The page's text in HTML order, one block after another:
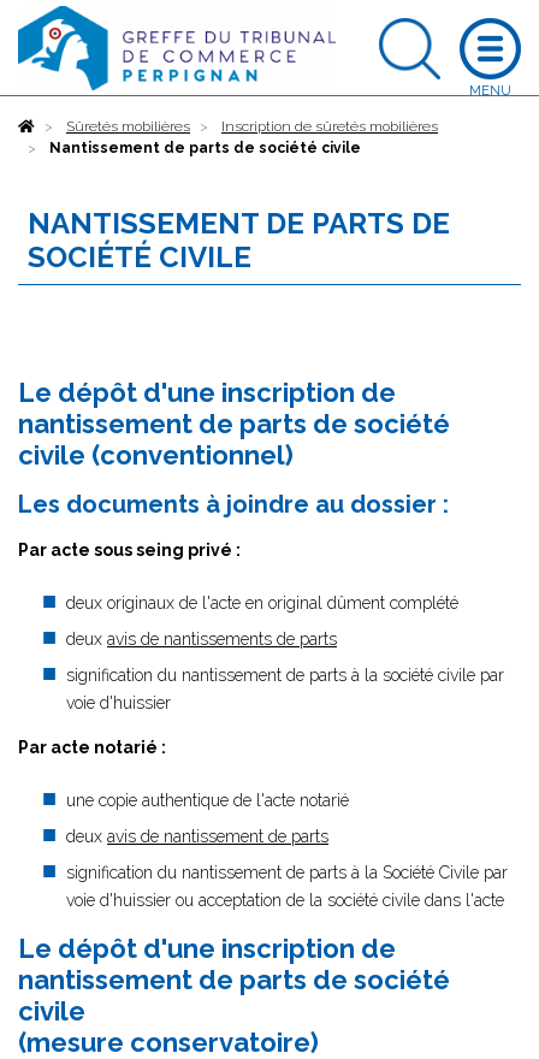
AccueilSûretés mobilières
Inscription de sûretés mobilières
Nantissement de parts de société civile
NANTISSEMENT DE PARTS DE
SOCIÉTÉ CIVILE
Le dépôt d'une inscription de
nantissement de parts de société
civile (conventionnel)
Les documents à joindre au dossier :
Par acte sous seing privé :
deux originaux de l'acte en original dûment complété
deux avis de nantissements de parts
signification du nantissement de parts à la société civile par
voie d'huissier
Par acte notarié :
une copie authentique de l'acte notarié
deux avis de nantissement de parts
signification du nantissement de parts à la Société Civile par
voie d'huissier ou acceptation de la société civile dans l'acte
Le dépôt d'une inscription de
nantissement de parts de société
civile
(mesure conservatoire)